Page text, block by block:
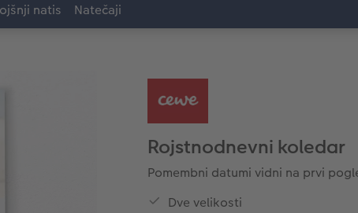
natis Natečaji
Rojstnodnevni koledar
Pomembni datumi vidni na prvi
Dve velikosti